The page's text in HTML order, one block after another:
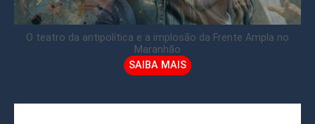
O teatro da antipolítica e a implosão da Frente Ampla no
Maranhão
SAIBA MAIS